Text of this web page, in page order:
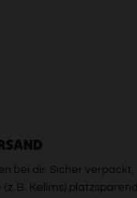
bei dir. Sicher verpackt,
B. Kelims) platzsparend